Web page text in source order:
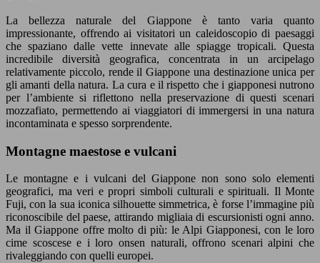
La bellezza naturale del Giappone è tanto varia quanto
impressionante, offrendo ai visitatori un caleidoscopio di paesaggi
che spaziano dalle vette innevate alle spiagge tropicali. Questa
incredibile diversità geografica, concentrata in un arcipelago
relativamente piccolo, rende il Giappone una destinazione unica per
gli amanti della natura. La cura e il rispetto che i giapponesi nutrono
per l’ambiente si riflettono nella preservazione di questi scenari
mozzafiato, permettendo ai viaggiatori di immergersi in una natura
incontaminata e spesso sorprendente.
Montagne maestose e vulcani
Le montagne e i vulcani del Giappone non sono solo elementi
geografici, ma veri e propri simboli culturali e spirituali. Il Monte
Fuji, con la sua iconica silhouette simmetrica, è forse l’immagine più
riconoscibile del paese, attirando migliaia di escursionisti ogni anno.
Ma il Giappone offre molto di più: le Alpi Giapponesi, con le loro
cime scoscese e i loro onsen naturali, offrono scenari alpini che
rivaleggiando con quelli europei.